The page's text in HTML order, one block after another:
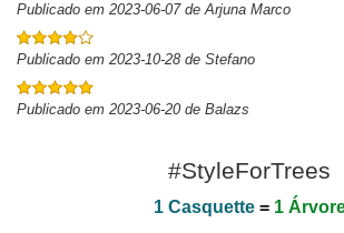
Publicado em 2023-06-07 de Arjuna Marco
Publicado em 2023-10-28 de Stefano
Publicado em 2023-06-20 de Balazs
#StyleForTrees
1 Casquette= 1